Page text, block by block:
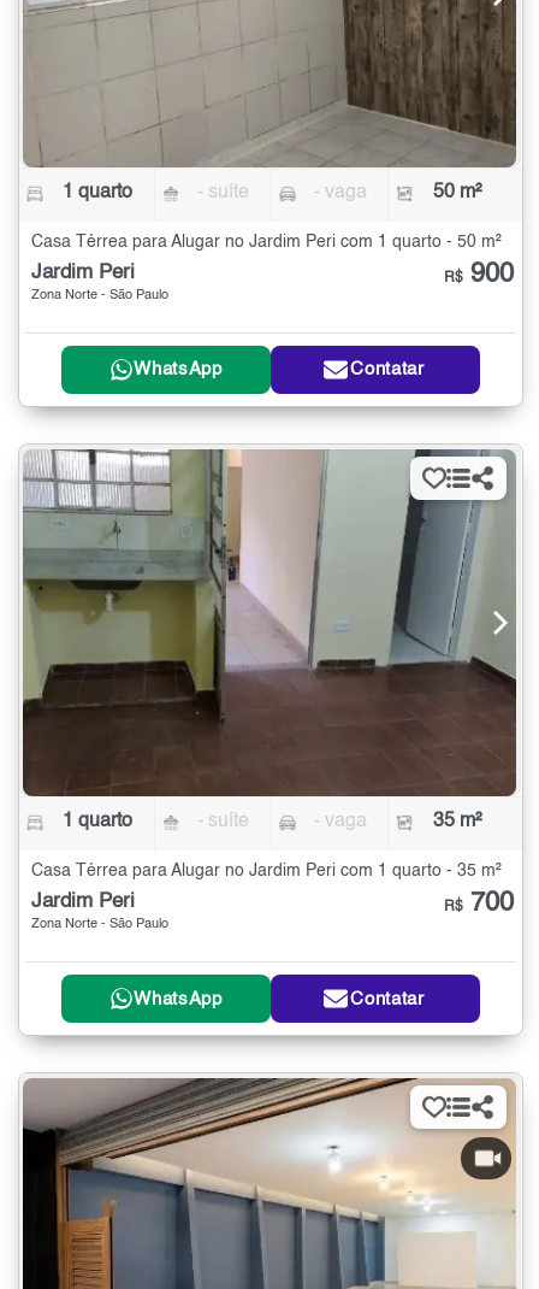
1 quarto - suíte - vaga 50 m²
Casa Térrea para Alugar no Jardim Peri com 1 quarto - 50 m²
Jardim Peri
Zona Norte - São Paulo
R$ 900
WhatsApp Contatar
1 quarto - suíte - vaga 35 m²
Casa Térrea para Alugar no Jardim Peri com 1 quarto - 35 m²
Jardim Peri
Zona Norte - São Paulo
R$ 700
WhatsApp Contatar